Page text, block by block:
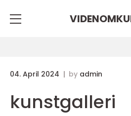
04. April 2024 by admin
kunstgalleri